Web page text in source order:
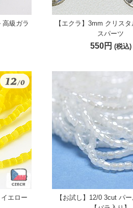
高級ガラ
【エクラ】3mm クリス
スパーツ
550円 (税込)
エロー
【お試し】12/0 3cut パ